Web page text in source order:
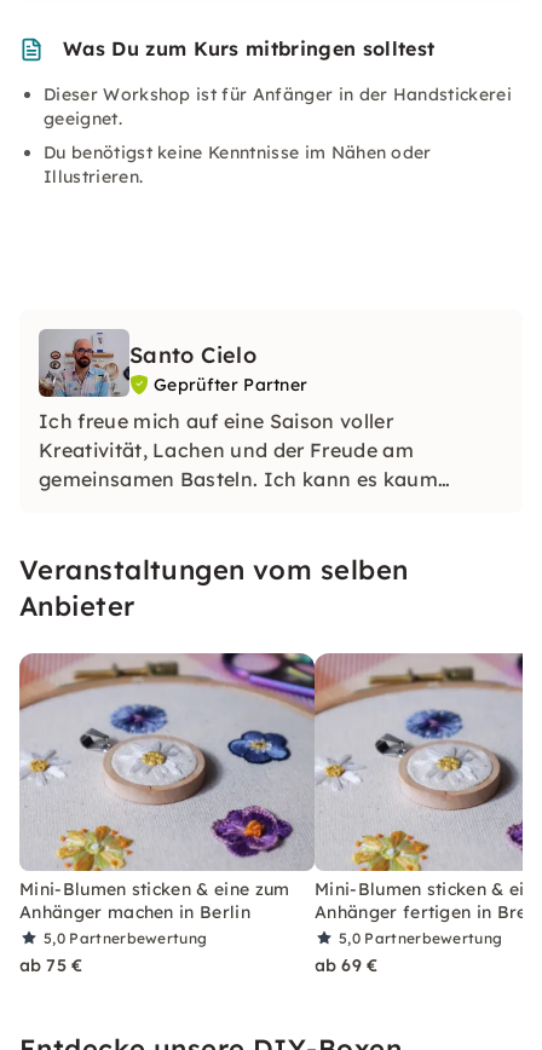
Was Du zum Kurs mitbringen solltest
Dieser Workshop ist für Anfänger in der Handstickerei
geeignet.
Du benötigst keine Kenntnisse im Nähen oder
Illustrieren.
Santo Cielo
Geprüfter Partner
Ich freue mich auf eine Saison voller
Kreativität, Lachen und der Freude am
gemeinsamen Basteln. Ich kann es kaum
Veranstaltungen vom selben
Anbieter
Mini-Blumen sticken & eine zum
Anhänger machen in Berlin
5,0 Partnerbewertung
ab 75 €
Mini-Blumen sticken &
Anhänger fertigen in
5,0 Partnerbewertung
ab 69 €